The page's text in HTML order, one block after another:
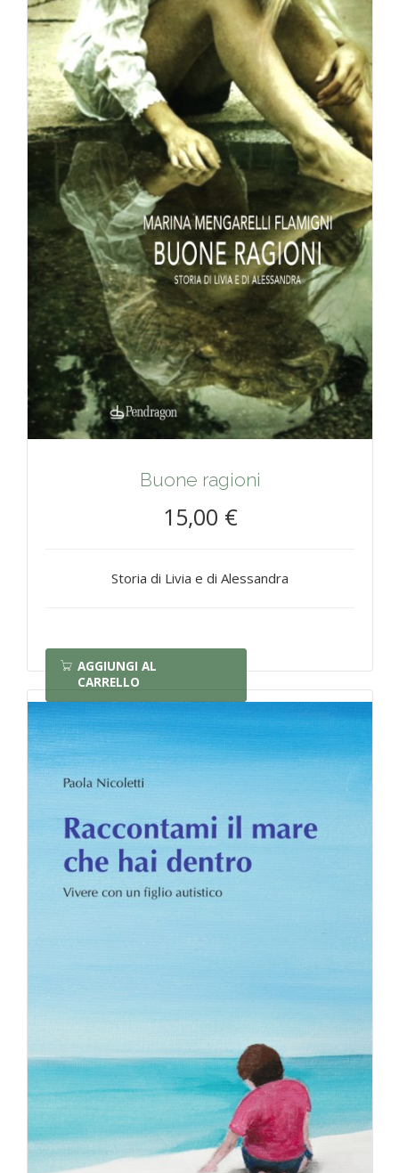
Buone ragioni
15,00 €
Storia di Livia e di Alessandra
AGGIUNGI AL
CARRELLO